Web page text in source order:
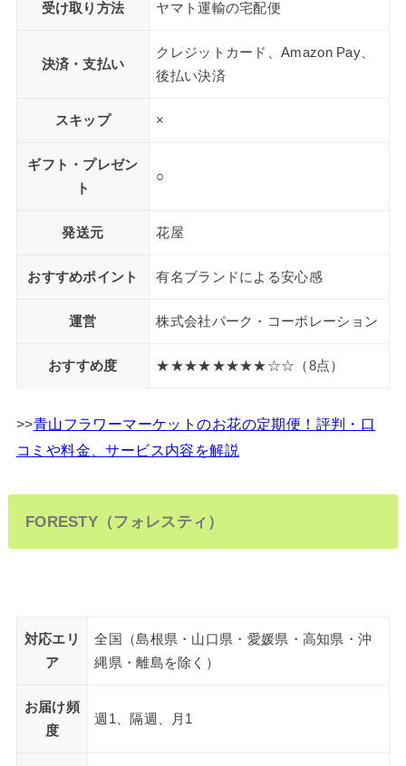
受け取り方法 ヤマト運輸の宅配便
決済・支払い
クレジットカード、Amazon Pay、
後払い決済
スキップ ×
ギフト・プレゼン
ト
○
発送元 花屋
おすすめポイント 有名ブランドによる安心感
運営 株式会社パーク・コーポレーション
おすすめ度 ★★★★★★★★☆☆（8点）
>>青山フラワーマーケットのお花の定期便！評判・口
コミや料金、サービス内容を解説
FORESTY（フォレスティ）
対応エリ
ア
全国（島根県・山口県・愛媛県・高知県・沖
縄県・離島を除く）
お届け頻
度
週1、隔週、月1